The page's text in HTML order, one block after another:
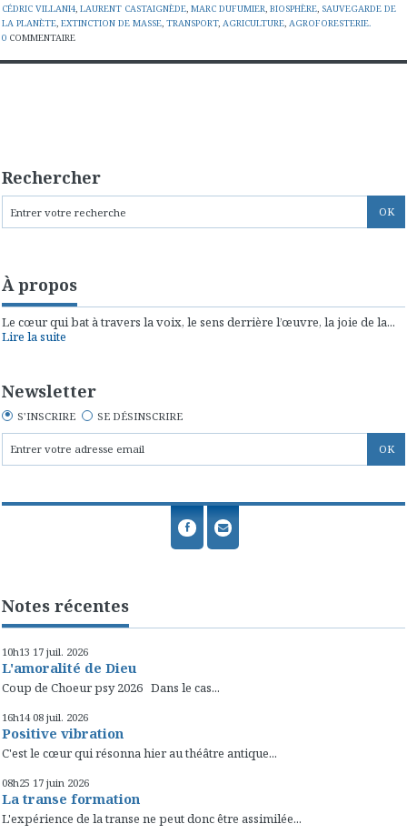
CÉDRIC VILLANI4, LAURENT CASTAIGNÈDE, MARC DUFUMIER, BIOSPHÈRE, SAUVEGARDE DE
LA PLANÈTE, EXTINCTION DE MASSE, TRANSPORT, AGRICULTURE, AGROFORESTERIE.
0 COMMENTAIRE
Rechercher
À propos
Le cœur qui bat à travers la voix, le sens derrière l’œuvre, la joie de la...
Lire la suite
Newsletter
S'INSCRIRE SE DÉSINSCRIRE
Notes récentes
10h13 17 juil. 2026
L'amoralité de Dieu
Coup de Choeur psy 2026 Dans le cas...
16h14 08 juil. 2026
Positive vibration
C'est le cœur qui résonna hier au théâtre antique...
08h25 17 juin 2026
La transe formation
L'expérience de la transe ne peut donc être assimilée...